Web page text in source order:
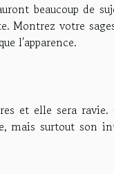
beaucoup de
Montrez votre
l'apparence.
et elle sera ravie.
mais surtout son